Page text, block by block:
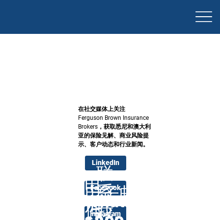
社交媒体：
在社交媒体上关注
Ferguson Brown Insurance
Brokers，获取悉尼和澳大利
亚的保险见解、商业风险提
示、客户动态和行业新闻。
LinkedIn
Instagram
Instagram
Facebook
联
系
我
电
话：
电子邮
件：
What